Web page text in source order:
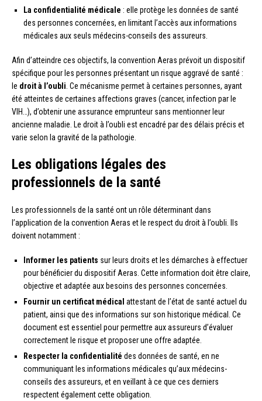
La confidentialité médicale : elle protège les données de santé
des personnes concernées, en limitant l’accès aux informations
médicales aux seuls médecins-conseils des assureurs.
Afin d’atteindre ces objectifs, la convention Aeras prévoit un dispositif
spécifique pour les personnes présentant un risque aggravé de santé :
le droit à l’oubli . Ce mécanisme permet à certaines personnes, ayant
été atteintes de certaines affections graves (cancer, infection par le
VIH…), d’obtenir une assurance emprunteur sans mentionner leur
ancienne maladie. Le droit à l’oubli est encadré par des délais précis et
varie selon la gravité de la pathologie.
Les obligations légales des
professionnels de la santé
Les professionnels de la santé ont un rôle déterminant dans
l’application de la convention Aeras et le respect du droit à l’oubli. Ils
doivent notamment :
Informer les patients sur leurs droits et les démarches à effectuer
pour bénéficier du dispositif Aeras. Cette information doit être claire,
objective et adaptée aux besoins des personnes concernées.
Fournir un certificat médical attestant de l’état de santé actuel du
patient, ainsi que des informations sur son historique médical. Ce
document est essentiel pour permettre aux assureurs d’évaluer
correctement le risque et proposer une offre adaptée.
Respecter la confidentialité des données de santé, en ne
communiquant les informations médicales qu’aux médecins-
conseils des assureurs, et en veillant à ce que ces derniers
respectent également cette obligation.